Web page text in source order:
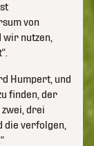
von
wir nutzen,
Humpert, und
finden, der
drei
die verfolgen,